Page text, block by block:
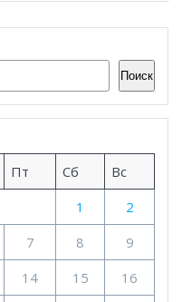
Поиск
Пт Сб
Вс
1
2
7 8
9
14 15
16